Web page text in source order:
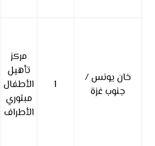
خان يونس /
جنوب غزة
1
مركز
تأهيل
الأطفال
مبتوري
الأطراف